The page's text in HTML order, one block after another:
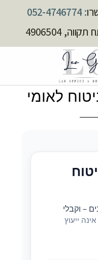
: 052-4746774
לאומי